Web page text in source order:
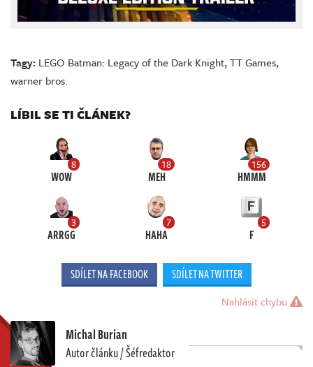
Tagy: LEGO Batman: Legacy of the Dark Knight,TT Games,
warner bros.
LÍBIL SE TI ČLÁNEK?
8
WOW
18
MEH
156
HMMM
3
ARRGG
7
HAHA
5
F
SDÍLET NA FACEBOOK SDÍLET NA TWITTER
Nahlásit chybu
Michal Burian
Autor článku / Šéfredaktor